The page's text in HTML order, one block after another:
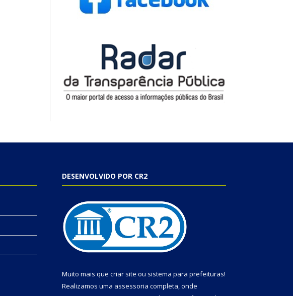
DESENVOLVIDO POR CR2
Muito mais que criar site ou sistema para prefeituras!
Realizamos uma assessoria completa, onde